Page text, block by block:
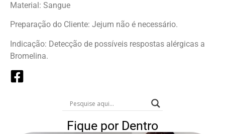
Material: Sangue
Preparação do Cliente: Jejum não é necessário.
Indicação: Detecção de possíveis respostas alérgicas a
Bromelina.
Fique por Dentro